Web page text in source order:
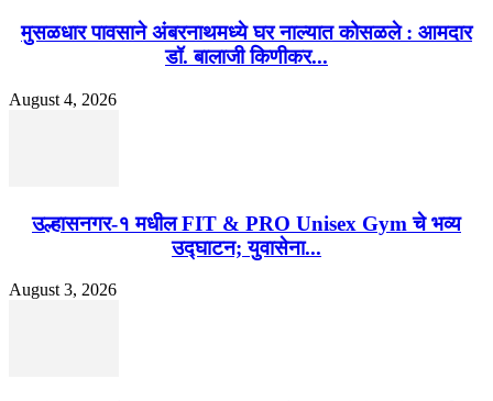
मुसळधार पावसाने अंबरनाथमध्ये घर नाल्यात कोसळले : आमदार
डॉ. बालाजी किणीकर...
August 4, 2026
उल्हासनगर-१ मधील FIT & PRO Unisex Gym चे भव्य
उद्घाटन; युवासेना...
August 3, 2026